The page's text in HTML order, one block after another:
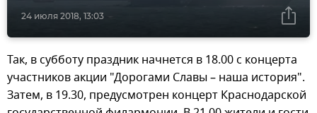
24 июля 2018, 13:03
Так, в субботу праздник начнется в 18.00 с концерта
участников акции "Дорогами Славы – наша история".
Затем, в 19.30, предусмотрен концерт Краснодарской